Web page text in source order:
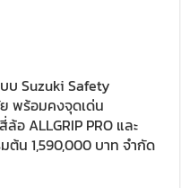
บ Suzuki Safety
พร้อมคงจุดเด่น
อ ALLGRIP PRO และ
ต้น 1,590,000 บาท จำกัด